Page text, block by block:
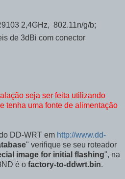
2,4GHz, 802.11n/g/b;
de 3dBi com conector
seja ser feita utilizando
tenha uma fonte de alimentação
DD-WRT em http://www.dd-
" verifique se seu roteador
image for initial flashing", na
é o factory-to-ddwrt.bin.